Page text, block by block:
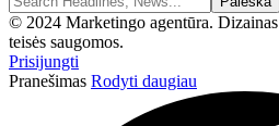
© 2024 Marketingo agentūra.
teisės saugomos.
Prisijungti
Pranešimas Rodyti daugiau